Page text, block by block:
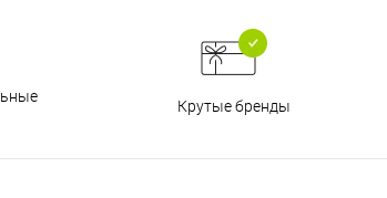
Крутые бренды
Оплачивайте сегодня только
% картой любого банка